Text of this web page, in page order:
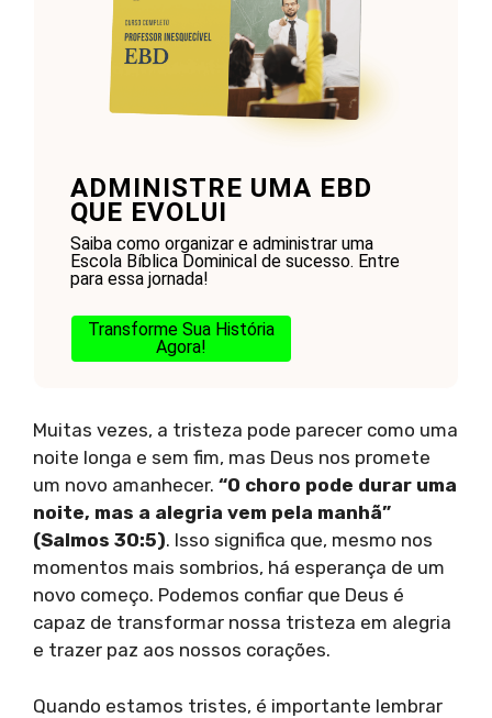
ADMINISTRE UMA EBD
QUE EVOLUI
Saiba como organizar e administrar uma
Escola Bíblica Dominical de sucesso. Entre
para essa jornada!
Transforme Sua História
Agora!
Muitas vezes, a tristeza pode parecer como uma
noite longa e sem fim, mas Deus nos promete
um novo amanhecer. “O choro pode durar uma
noite, mas a alegria vem pela manhã”
(Salmos 30:5). Isso significa que, mesmo nos
momentos mais sombrios, há esperança de um
novo começo. Podemos confiar que Deus é
capaz de transformar nossa tristeza em alegria
e trazer paz aos nossos corações.
Quando estamos tristes, é importante lembrar